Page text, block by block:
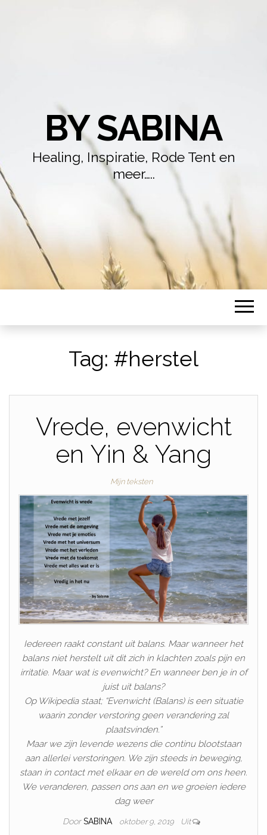
BY SABINA
Healing, Inspiratie, Rode Tent en
meer…..
Tag: #herstel
Vrede, evenwicht
en Yin & Yang
Mijn teksten
Iedereen raakt constant uit balans. Maar wanneer het
balans niet herstelt uit dit zich in klachten zoals pijn en
irritatie. Maar wat is evenwicht? En wanneer ben je in of
juist uit balans?
Op Wikipedia staat; “Evenwicht (Balans) is een situatie
waarin zonder verstoring geen verandering zal
plaatsvinden.”
Maar we zijn levende wezens die continu blootstaan
aan allerlei verstoringen. We zijn steeds in beweging,
staan in contact met elkaar en de wereld om ons heen.
We veranderen, passen ons aan en we groeien iedere
dag weer
Door SABINA oktober 9, 2019 Uit